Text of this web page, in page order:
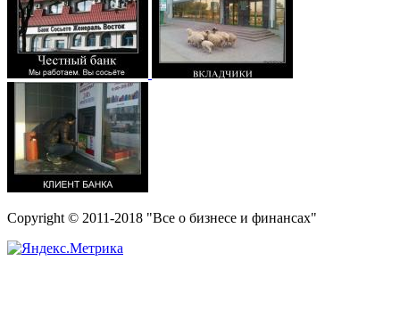
Copyright © 2011-2018 "Все о бизнесе и финансах"